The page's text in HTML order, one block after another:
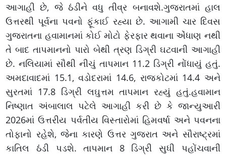
આગાહી છે, જે ઠંડીને વધુ તીવ્ર બનાવશે.ગુજરાતમાં હાલ
ઉત્તરથી પૂર્વના પવનો ફૂંકાઈ રહ્યા છે. આગામી ચાર દિવસ
ગુજરાતના હવામાનમાં કોઈ મોટો ફેરફાર થવાના એંધાણ નથી
તે બાદ તાપમાનનો પારો બેથી ત્રણ ડિગ્રી ઘટવાની આગાહી
છે. નલિયામાં સૌથી નીચું તાપમાન 11.2 ડિગ્રી નોંધાયું હતું.
અમદાવાદમાં 15.1, વડોદરામાં 14.6, રાજકોટમાં 14.4 અને
સુરતમાં 17.8 ડિગ્રી લઘુત્તમ તાપમાન રહ્યું હતું.હવામાન
નિષ્ણાત અંબાલાલ પટેલે આગાહી કરી છે કે જાન્યુઆરી
2026માં ઉત્તરીય પર્વતીય વિસ્તારોમાં હિમવર્ષા અને પવનના
તોફાનો રહેશે, જેના કારણે ઉત્તર ગુજરાત અને સૌરાષ્ટ્રમાં
કાતિલ ઠંડી પડશે. તાપમાન 8 ડિગ્રી સુધી પહોંચવાની